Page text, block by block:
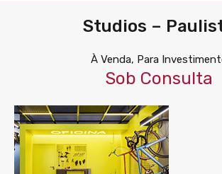
Studios –
À Venda, Para
Sob Consulta